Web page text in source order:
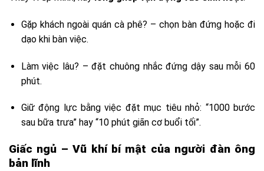
Gặp khách ngoài quán cà phê? – chọn bàn đứng hoặc đi
dạo khi bàn việc.
Làm việc lâu? – đặt chuông nhắc đứng dậy sau mỗi 60
phút.
Giữ động lực bằng việc đặt mục tiêu nhỏ: “1000 bước
sau bữa trưa” hay “10 phút giãn cơ buổi tối”.
Giấc ngủ – Vũ khí bí mật của người đàn ông
bản lĩnh